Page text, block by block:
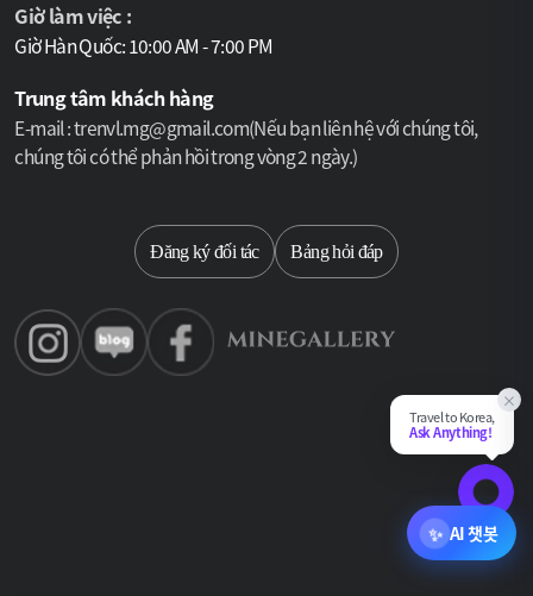
Chat
×
Travel to Korea,
Ask Anything!
Giờ làm việc :
Giờ Hàn Quốc: 10:00 AM - 7:00 PM
Trung tâm khách hàng
E-mail : trenvl.mg@gmail.com(Nếu bạn liên hệ với chúng tôi,
chúng tôi có thể phản hồi trong vòng 2 ngày.)
Đăng ký đối tác Bảng hỏi đáp
✨ AI 챗봇